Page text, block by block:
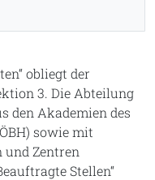
obliegt der
3. Die Abteilung
den Akademien des
sowie mit
und Zentren
Stellen“